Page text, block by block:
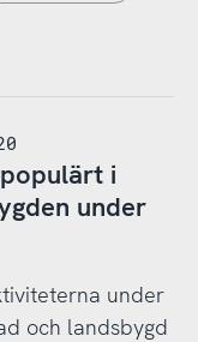
i
under
under
och landsbygd